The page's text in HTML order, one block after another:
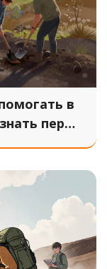
в
перед